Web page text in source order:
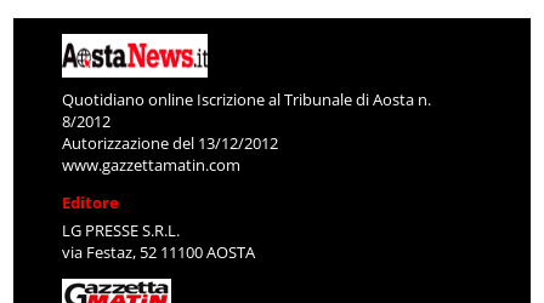
Quotidiano online Iscrizione al Tribunale di Aosta n.
8/2012
Autorizzazione del 13/12/2012
www.gazzettamatin.com
Editore
LG PRESSE S.R.L.
via Festaz, 52 11100 AOSTA